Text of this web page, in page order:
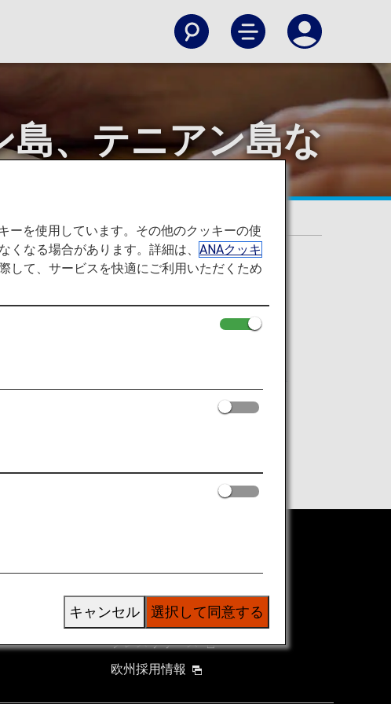
島、テニアン島な
ど）入国要件変更について
株主・投資家情報
プレスリリース
欧州採用情報
ーを使用しています。その他のクッキーの使
くなる場合があります。詳細は、ANAクッキ
して、サービスを快適にご利用いただくため
選択して同意する
キャンセル